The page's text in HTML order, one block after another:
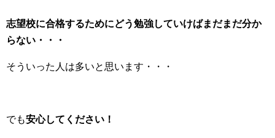
志望校に合格するためにどう勉強していけばまだまだ分か
らない・・・
そういった人は多いと思います・・・
でも安心してください！